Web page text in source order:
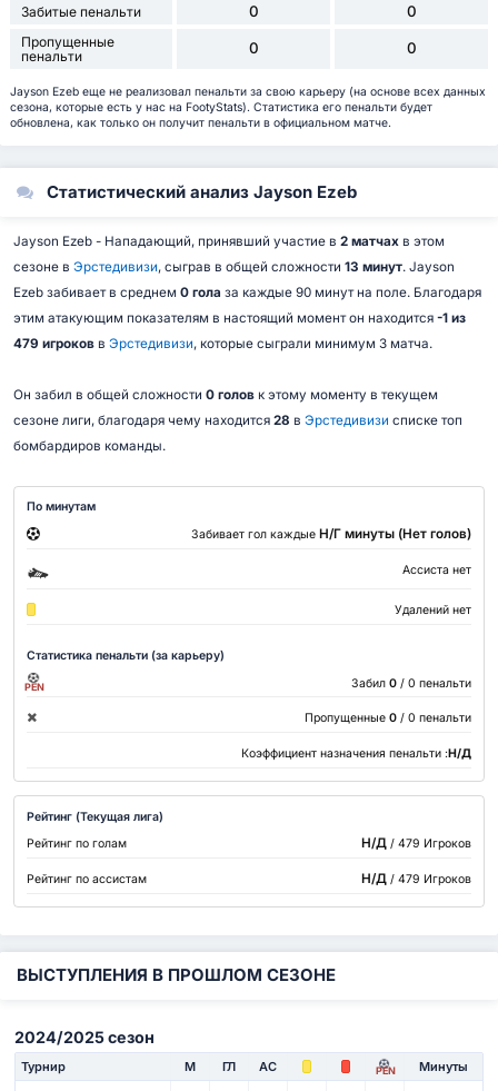
Забитые пенальти 0 0
Пропущенные
пенальти
0 0
Jayson Ezeb еще не реализовал пенальти за свою карьеру (на основе всех данных
сезона, которые есть у нас на FootyStats). Статистика его пенальти будет
обновлена, как только он получит пенальти в официальном матче.
Статистический анализ Jayson Ezeb
Jayson Ezeb - Нападающий, принявший участие в 2 матчахв этом
сезоне в Эрстедивизи, сыграв в общей сложности 13 минут. Jayson
Ezeb забивает в среднем 0 гола за каждые 90 минут на поле. Благодаря
этим атакующим показателям в настоящий момент он находится -1 из
479 игроковв Эрстедивизи, которые сыграли минимум 3 матча.
Он забил в общей сложности 0 головк этому моменту в текущем
сезоне лиги, благодаря чему находится 28 в Эрстедивизи списке топ
бомбардиров команды.
По минутам
Забивает гол каждые Н/Г минуты (Нет голов)
Ассиста нет
Удалений нет
Статистика пенальти (за карьеру)
PEN Забил 0 / 0 пенальти
Пропущенные 0 / 0 пенальти
Коэффициент назначения пенальти :Н/Д
Рейтинг (Текущая лига)
Рейтинг по голам
Н/Д/ 479 Игроков
Рейтинг по ассистам Н/Д/ 479 Игроков
ВЫСТУПЛЕНИЯ В ПРОШЛОМ СЕЗОНЕ
2024/2025 сезон
Турнир М ГЛ АС PEN Минуты